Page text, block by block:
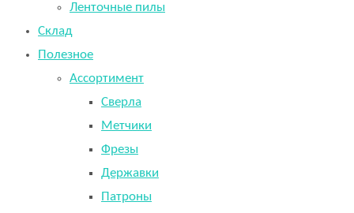
Ленточные пилы
Склад
Полезное
Ассортимент
Сверла
Метчики
Фрезы
Державки
Патроны